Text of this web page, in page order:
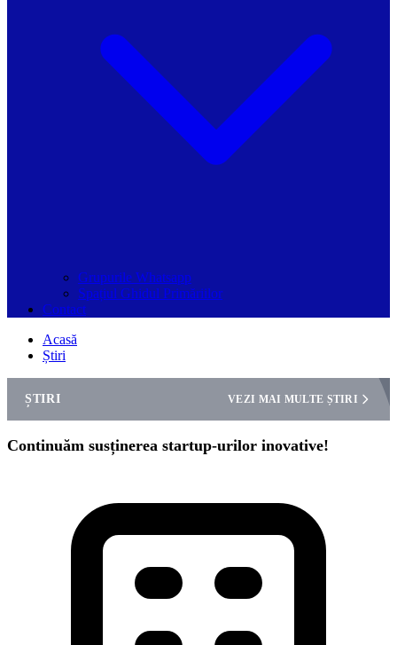
Grupurile Whatsapp
Spațiul Ghidul Primăriilor
Contact
Acasă
Știri
ȘTIRI VEZI MAI MULTE ȘTIRI
Continuăm susținerea startup-urilor inovative!